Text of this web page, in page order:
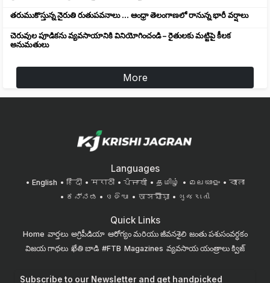
తరుముకొస్తున్న నైరుతి రుతుపవనాలు ... ఆంధ్రా తెలంగాణలో రానున్న భారీ వర్షాలు
చెరువుల పూడికను వ్యవసాయానికి వినియోగించండి – రైతులకు మట్టిపై కీలక
అనుమతులు
More
Languages
English हिंदी मराठी ਪੰਜਾਬੀ தமிழ் മലയാളം
বাংলা
ಕನ್ನಡ
ଓଡିଆ অসমীয়া ગુજરાતી
Quick Links
Home వార్తలు అగ్రిపీడియా ఆరోగ్యం మరియు జీవనశైలి జంతు పశుసంవర్ధకం
విజయ గాథలు ఖేతి బాడి #FTB Magazines వ్యవసాయ యంత్రాలు క్విజ్
Subscribe to our Newsletter and get handpicked